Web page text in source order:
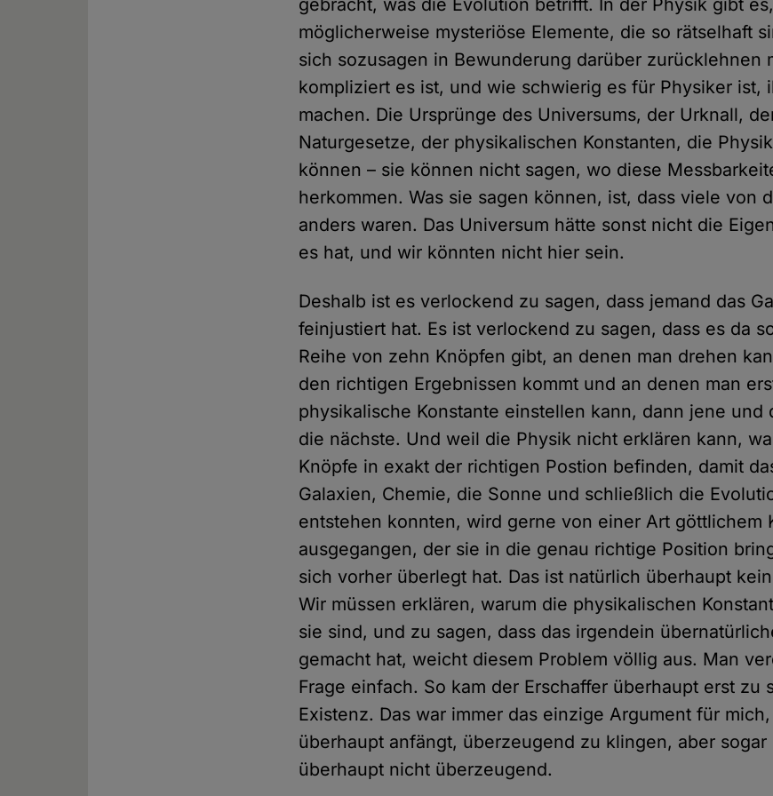
gebracht, was die Evolution betrifft. In der Physik gibt
möglicherweise mysteriöse Elemente, die so rätselhaft
sich sozusagen in Bewunderung darüber zurücklehnen
kompliziert es ist, und wie schwierig es für Physiker ist,
machen. Die Ursprünge des Universums, der Urknall,
Naturgesetze, der physikalischen Konstanten, die
können – sie können nicht sagen, wo diese
herkommen. Was sie sagen können, ist, dass viele von
anders waren. Das Universum hätte sonst nicht die
es hat, und wir könnten nicht hier sein.
Deshalb ist es verlockend zu sagen, dass jemand das
feinjustiert hat. Es ist verlockend zu sagen, dass es da
Reihe von zehn Knöpfen gibt, an denen man drehen
den richtigen Ergebnissen kommt und an denen man
physikalische Konstante einstellen kann, dann jene und
die nächste. Und weil die Physik nicht erklären kann,
Knöpfe in exakt der richtigen Postion befinden, damit
Galaxien, Chemie, die Sonne und schließlich die
entstehen konnten, wird gerne von einer Art göttlichem
ausgegangen, der sie in die genau richtige Position
sich vorher überlegt hat. Das ist natürlich überhaupt
Wir müssen erklären, warum die physikalischen
sie sind, und zu sagen, dass das irgendein
gemacht hat, weicht diesem Problem völlig aus. Man
Frage einfach. So kam der Erschaffer überhaupt erst zu
Existenz. Das war immer das einzige Argument für
überhaupt anfängt, überzeugend zu klingen, aber sogar
überhaupt nicht überzeugend.